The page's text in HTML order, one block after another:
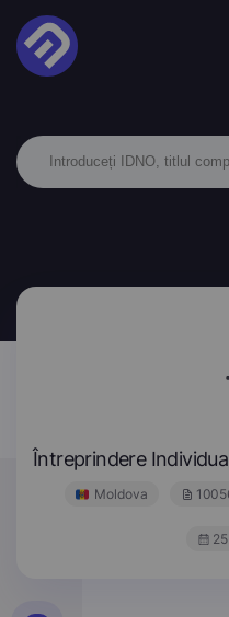
Întreprindere
Moldova